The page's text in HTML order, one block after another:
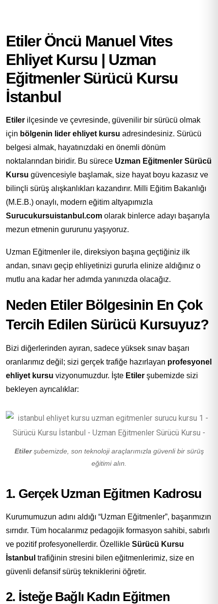
Etiler Öncü Manuel Vites
Ehliyet Kursu | Uzman
Eğitmenler Sürücü Kursu
İstanbul
Etiler ilçesinde ve çevresinde, güvenilir bir sürücü olmak
için bölgenin lider ehliyet kursu adresindesiniz. Sürücü
belgesi almak, hayatınızdaki en önemli dönüm
noktalarından biridir. Bu sürece Uzman Eğitmenler Sürücü
Kursu güvencesiyle başlamak, size hayat boyu kazasız ve
bilinçli sürüş alışkanlıkları kazandırır. Milli Eğitim Bakanlığı
(M.E.B.) onaylı, modern eğitim altyapımızla
Surucukursuistanbul.com olarak binlerce adayı başarıyla
mezun etmenin gururunu yaşıyoruz.
Uzman Eğitmenler ile, direksiyon başına geçtiğiniz ilk
andan, sınavı geçip ehliyetinizi gururla elinize aldığınız o
mutlu ana kadar her adımda yanınızda olacağız.
Neden Etiler Bölgesinin En Çok
Tercih Edilen Sürücü Kursuyuz?
Bizi diğerlerinden ayıran, sadece yüksek sınav başarı
oranlarımız değil; sizi gerçek trafiğe hazırlayan profesyonel
ehliyet kursu vizyonumuzdur. İşte Etiler şubemizde sizi
bekleyen ayrıcalıklar:
Etilerşubemizde, son teknoloji araçlarımızla güvenli bir sürüş
eğitimi alın.
1. Gerçek Uzman Eğitmen Kadrosu
Kurumumuzun adını aldığı “Uzman Eğitmenler”, başarımızın
sırrıdır. Tüm hocalarımız pedagojik formasyon sahibi, sabırlı
ve pozitif profesyonellerdir. Özellikle Sürücü Kursu
İstanbul trafiğinin stresini bilen eğitmenlerimiz, size en
güvenli defansif sürüş tekniklerini öğretir.
2. İsteğe Bağlı Kadın Eğitmen